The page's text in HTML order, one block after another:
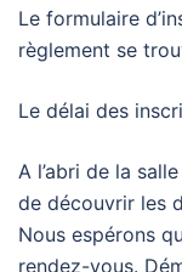
Le formulaire
règlement se
Le délai des
A l’abri de la
de découvrir les
Nous espérons
rendez-vous.